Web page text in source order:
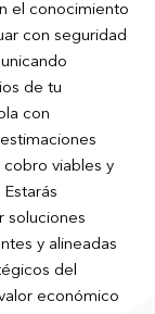
el conocimiento
con seguridad
de tu
con
viables y
soluciones
y alineadas
del
económico